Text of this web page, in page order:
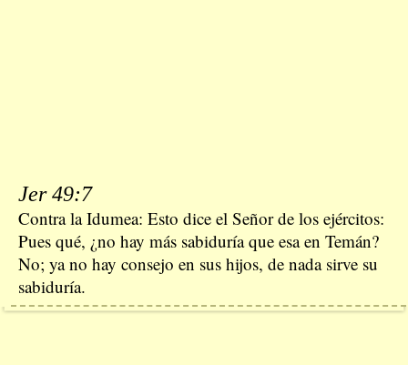
Jer 49:7
Contra la Idumea: Esto dice el Señor de los ejércitos:
Pues qué, ¿no hay más sabiduría que esa en Temán?
No; ya no hay consejo en sus hijos, de nada sirve su
sabiduría.